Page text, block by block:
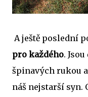
A ještě poslední
pro každého.
špinavých rukou
náš nejstarší syn.